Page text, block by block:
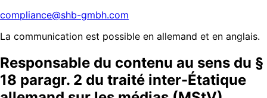
compliance@shb-gmbh.com
La communication est possible en allemand et en anglais.
Responsable du contenu au sens du §
18 paragr. 2 du traité inter-Étatique